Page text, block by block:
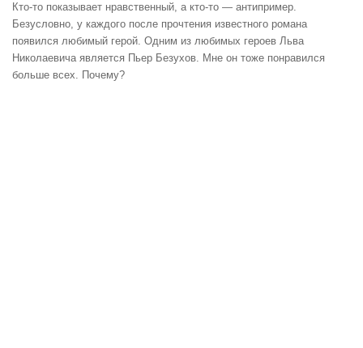
Кто-то показывает нравственный, а кто-то — антипример.
Безусловно, у каждого после прочтения известного романа
появился любимый герой. Одним из любимых героев Льва
Николаевича является Пьер Безухов. Мне он тоже понравился
больше всех. Почему?